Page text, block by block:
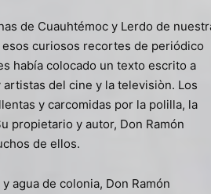
de Cuauhtémoc y Lerdo de
curiosos recortes de periódico
había colocado un texto escrito a
del cine y la televisiòn. Los
y carcomidas por la polilla, la
propietario y autor, Don Ramón
de ellos.
agua de colonia, Don Ramón